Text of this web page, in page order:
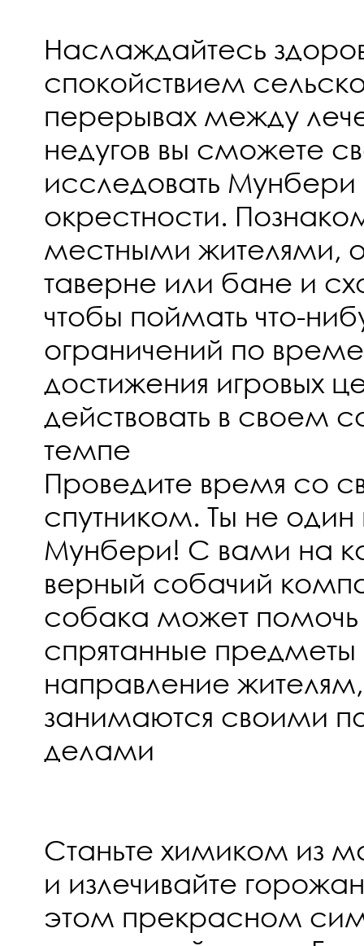
Наслаждайтесь
спокойствием
перерывах между
недугов вы сможете
исследовать Мунбери
окрестности.
местными жителями,
таверне или бане и
чтобы поймать что-
ограничений по
достижения игровых
действовать в своем
темпе
Проведите время со
спутником. Ты не
Мунбери! С вами на
верный собачий
собака может помочь
спрятанные предметы
направление
занимаются своими
делами
Станьте химиком из
и излечивайте
этом прекрасном